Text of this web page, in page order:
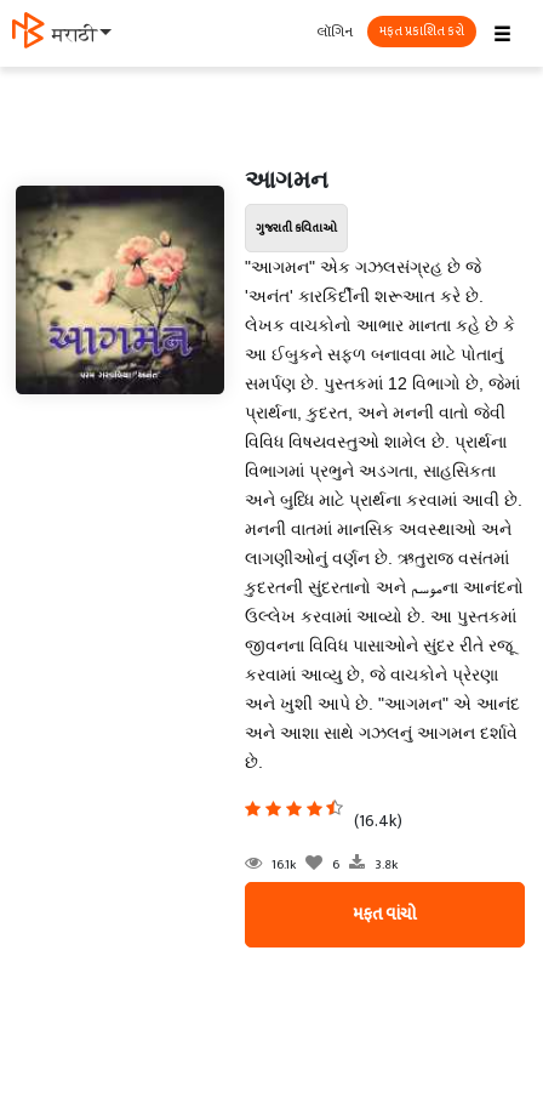
मराठी ☰
લૉગિન મફત પ્રકાશિત કરો
આગમન
ગુજરાતી કવિતાઓ
"આગમન" એક ગઝલસંગ્રહ છે જે
'અનંત' કારકિર્દીની શરૂઆત કરે છે.
લેખક વાચકોનો આભાર માનતા કહે છે કે
આ ઈબુકને સફળ બનાવવા માટે પોતાનું
સમર્પણ છે. પુસ્તકમાં 12 વિભાગો છે, જેમાં
પ્રાર્થના, કુદરત, અને મનની વાતો જેવી
વિવિધ વિષયવસ્તુઓ શામેલ છે. પ્રાર્થના
વિભાગમાં પ્રભુને અડગતા, સાહસિકતા
અને બુધ્ધિ માટે પ્રાર્થના કરવામાં આવી છે.
મનની વાતમાં માનસિક અવસ્થાઓ અને
લાગણીઓનું વર્ણન છે. ઋતુરાજ વસંતમાં
કુદરતની સુંદરતાનો અને موسمના આનંદનો
ઉલ્લેખ કરવામાં આવ્યો છે. આ પુસ્તકમાં
જીવનના વિવિધ પાસાઓને સુંદર રીતે રજૂ
કરવામાં આવ્યુ છે, જે વાચકોને પ્રેરણા
અને ખુશી આપે છે. "આગમન" એ આનંદ
અને આશા સાથે ગઝલનું આગમન દર્શાવે
છે.
(16.4k)
16.1k 6 3.8k
મફત વાંચો